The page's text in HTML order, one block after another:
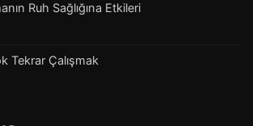
Ruh Sağlığına Etkileri
Tekrar Çalışmak